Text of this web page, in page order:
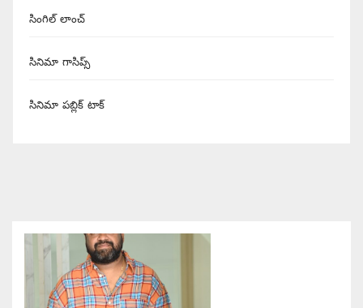
సింగిల్ లాంచ్
సినిమా గాసిప్స్
సినిమా పబ్లిక్ టాక్